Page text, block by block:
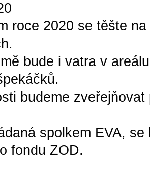
roce 2020 se těšte
bude i vatra v
budeme zveřejňovat
spolkem EVA,
fondu ZOD.